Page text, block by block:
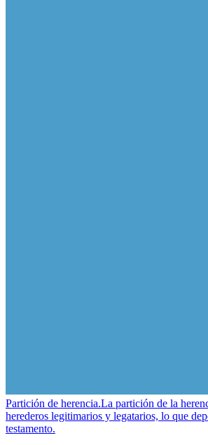
Partición de herencia.La partición de la
herederos legitimarios y legatarios, lo que
testamento.